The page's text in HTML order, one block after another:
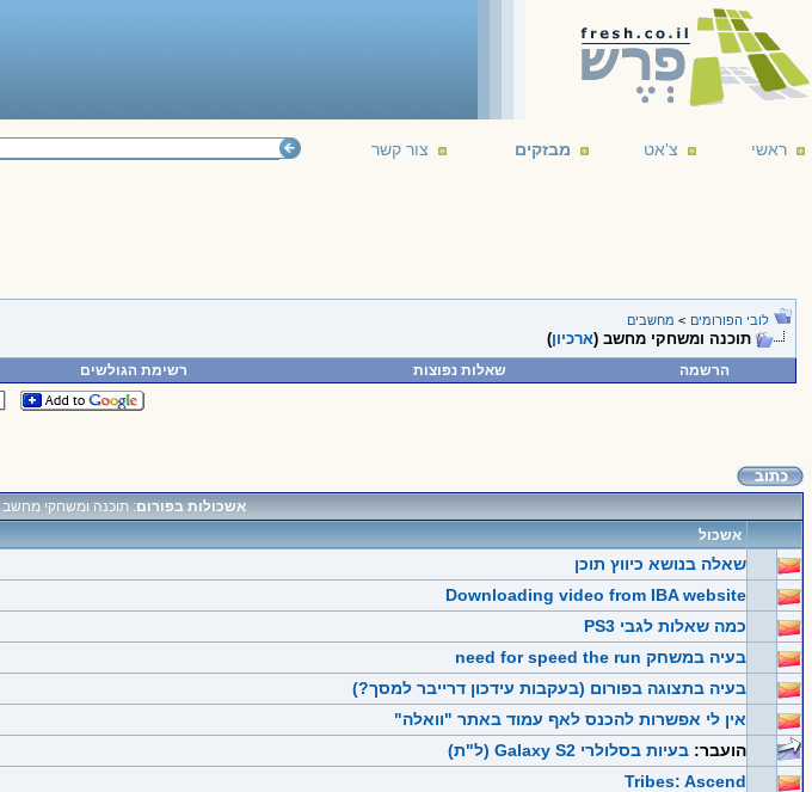
ראשי צ'אט מבזקים צור קשר
לובי הפורומים > מחשבים
תוכנה ומשחקי מחשב (ארכיון)
הרשמה שאלות נפוצות רשימת הגולשים
אשכולות בפורום: תוכנה ומשחקי מחשב
אשכול
שאלה בנושא כיווץ תוכן
Downloading video from IBA website
כמה שאלות לגבי PS3
בעיה במשחק need for speed the run
בעיה בתצוגה בפורום (בעקבות עידכון דרייבר למסך?)
אין לי אפשרות להכנס לאף עמוד באתר "וואלה"
הועבר: בעיות בסלולרי Galaxy S2 (ל"ת)
Tribes: Ascend